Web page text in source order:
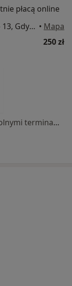
płacą online
Żołnierzy I Armii Wojska Polskiego 13, Gdynia • Mapa
250 zł
Brak dostępnych specjalistów z wolnymi terminami w tym centrum medycznym.